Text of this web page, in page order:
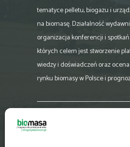
tematyce pelletu, biogazu i
na biomasę. Działalność
organizacja konferencji i
których celem jest stworzenie
wiedzy i doświadczeń oraz
rynku biomasy w Polsce i